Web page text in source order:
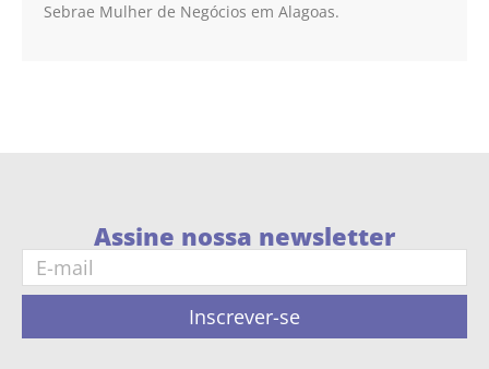
Sebrae Mulher de Negócios em Alagoas.
Assine nossa newsletter
Inscrever-se